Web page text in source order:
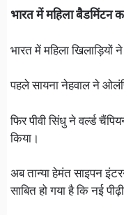
भारत में महिला बैडमिंटन
भारत में महिला खिलाड़ियों
पहले सायना नेहवाल ने
फिर पीवी सिंधु ने वर्ल्ड
किया।
अब तान्या हेमंत साइपन
साबित हो गया है कि नई